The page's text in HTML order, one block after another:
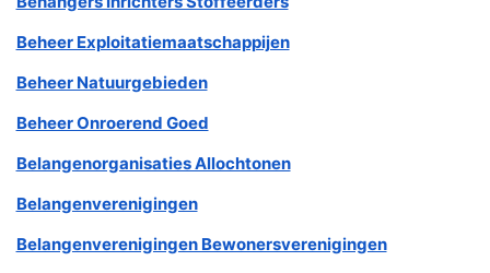
Beheer Exploitatiemaatschappijen
Beheer Natuurgebieden
Beheer Onroerend Goed
Belangenorganisaties Allochtonen
Belangenverenigingen
Belangenverenigingen Bewonersverenigingen